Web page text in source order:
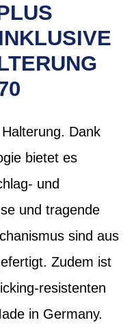
Dank
bietet es
und
und tragende
sind aus
Zudem ist
resistenten
in Germany.